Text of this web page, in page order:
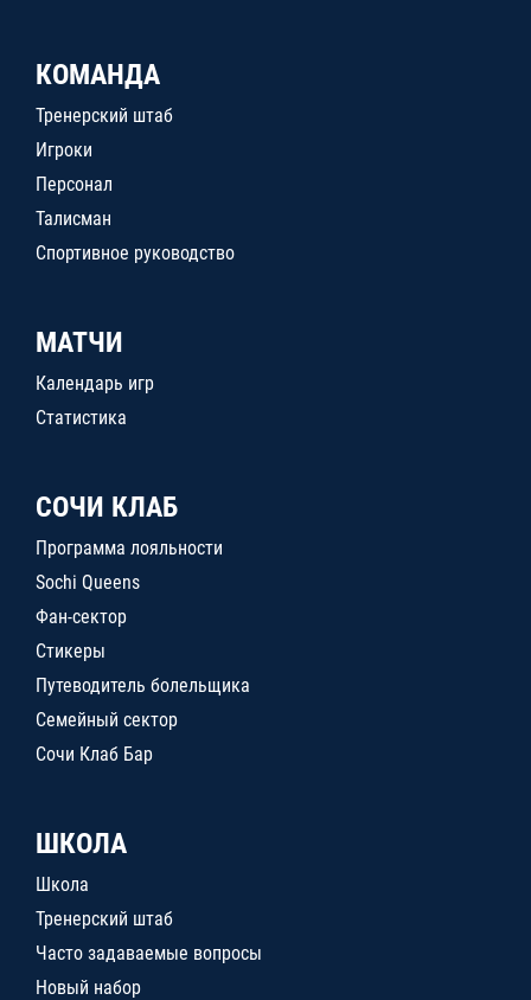
КОМАНДА
Тренерский штаб
Игроки
Персонал
Талисман
Спортивное руководство
МАТЧИ
Календарь игр
Статистика
СОЧИ КЛАБ
Программа лояльности
Sochi Queens
Фан-сектор
Стикеры
Путеводитель болельщика
Семейный сектор
Сочи Клаб Бар
ШКОЛА
Школа
Тренерский штаб
Часто задаваемые вопросы
Новый набор